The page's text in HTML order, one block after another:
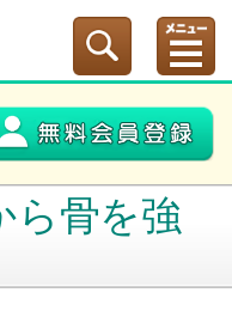
ら骨を強